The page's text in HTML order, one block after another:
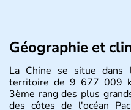
Géographie et
La Chine se situe
territoire de 9 677 009
3ème rang des plus
des côtes de l'océan